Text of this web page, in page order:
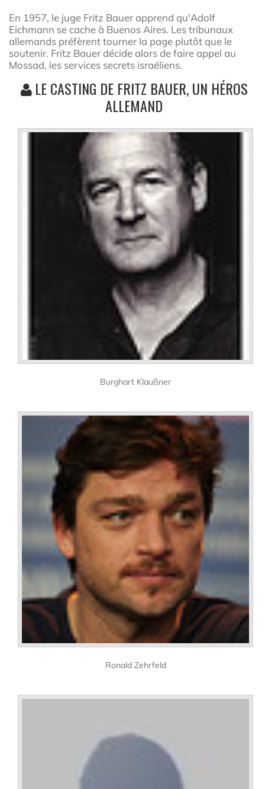
En 1957, le juge Fritz Bauer apprend qu'Adolf
Eichmann se cache à Buenos Aires. Les tribunaux
allemands préfèrent tourner la page plutôt que le
soutenir. Fritz Bauer décide alors de faire appel au
Mossad, les services secrets israéliens.
LE CASTING DE FRITZ BAUER, UN HÉROS
ALLEMAND
Burghart Klaußner
Ronald Zehrfeld